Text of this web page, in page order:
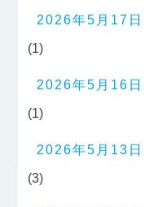
2026年5月17日
(1)
2026年5月16日
(1)
2026年5月13日
(3)